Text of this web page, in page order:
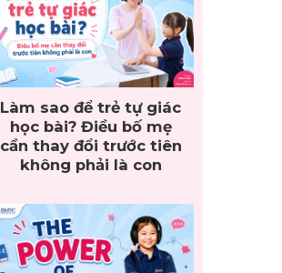
Làm sao để trẻ tự giác
học bài? Điều bố mẹ
cần thay đổi trước tiên
không phải là con